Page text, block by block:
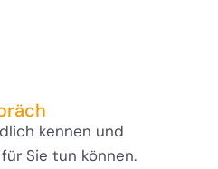
kennen und
Sie tun können.